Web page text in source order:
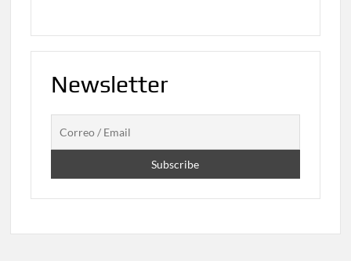
Newsletter